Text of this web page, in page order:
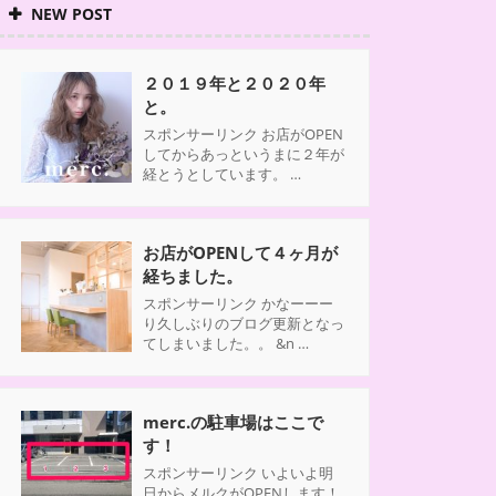
NEW POST
２０１９年と２０２０年
と。
スポンサーリンク お店がOPEN
してからあっというまに２年が
経とうとしています。 …
お店がOPENして４ヶ月が
経ちました。
スポンサーリンク かなーーー
り久しぶりのブログ更新となっ
てしまいました。。 &n …
merc.の駐車場はここで
す！
スポンサーリンク いよいよ明